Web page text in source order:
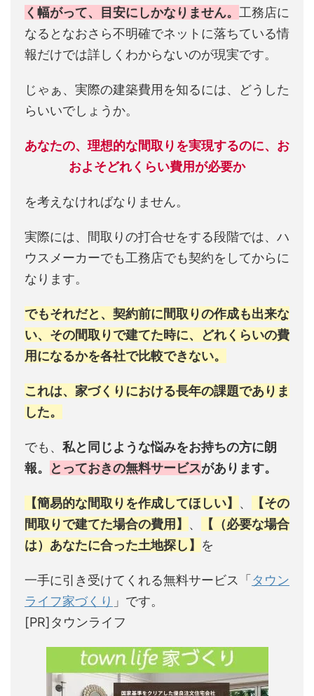
く幅がって、目安にしかなりません。 工務店に
なるとなおさら不明確でネットに落ちている情
報だけでは詳しくわからないのが現実です。
じゃぁ、実際の建築費用を知るには、どうした
らいいでしょうか。
あなたの、理想的な間取りを実現するのに、お
およそどれくらい費用が必要か
を考えなければなりません。
実際には、間取りの打合せをする段階では、ハ
ウスメーカーでも工務店でも契約をしてからに
なります。
でもそれだと、契約前に間取りの作成も出来な
い、その間取りで建てた時に、どれくらいの費
用になるかを各社で比較できない。
これは、家づくりにおける長年の課題でありま
した。
でも、 私と同じような悩みをお持ちの方に朗
報。
とっておきの無料サービスがあります。
【簡易的な間取りを作成してほしい】 、
【その
間取りで建てた場合の費用】 、
【（必要な場合
は）あなたに合った土地探し】 を
一手に引き受けてくれる無料サービス「タウン
ライフ家づくり 」です。
[PR]タウンライフ